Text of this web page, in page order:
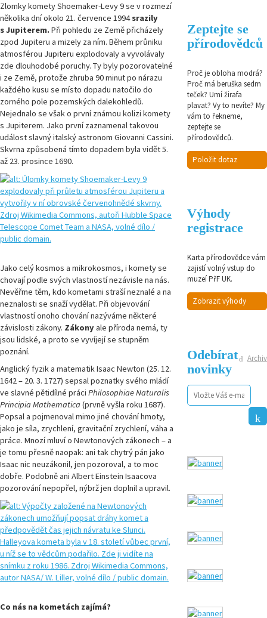
Zlomky komety Shoemaker-Levy 9 se v rozmezí
několika dní okolo 21. července 1994srazily
s Jupiterem.Při pohledu ze Země přicházely
zpod Jupiteru a mizely za ním. Během průniku
atmosférou Jupiteru explodovaly a vyvolávaly
zde dlouhodobé poruchy. Ty byly pozorovatelné
i ze Země, protože zhruba 90 minut po nárazu
každého kusu se místo dopadu natočilo do
zorného pole pozemských dalekohledů.
Nejednalo se však o první známou kolizi komety
s Jupiterem. Jako první zaznamenal takovou
událost slavný italský astronom Giovanni Cassini.
Skvrna způsobená tímto dopadem byla vidět 5.
až 23. prosince 1690.
Jako celý kosmos a mikrokosmos, i komety se
chovají podle svých vlastností nezávisle na nás.
Nevěřme těm, kdo kometami straší neznalé a na
neznalosti se snaží vydělat. Při objevování
vlastností onoho chování nazýváme některé
závislosti zákony. Zákonyale příroda nemá, ty
jsou lidské, a proto se vyvíjejí se stupněm
poznání.
Anglický fyzik a matematik Isaac Newton (25. 12.
1642 – 20. 3. 1727) sepsal poznatky svého mládí
ve slavné pětidílné práci Philosophiae Naturalis
Principia Mathematica(prvně vyšla roku 1687).
Popsal a pojmenoval mimo jiné chování hmoty,
jako je síla, zrychlení, gravitační zrychlení, váha a
práce. Mnozí mluví o Newtonových zákonech – a
je tomu přesně naopak: ani tak chytrý pán jako
Isaac nic neuzákonil, jen pozoroval, a to moc
dobře. Podobně ani Albert Einstein Isaacova
pozorování nepopřel, nýbrž jen doplnil a upravil.
Co nás na kometách zajímá?
Zeptejte se
přírodovědců
Proč je obloha modrá?
Proč má beruška sedm
teček? Umí žirafa
plavat? Vy to nevíte? My
vám to řekneme,
zeptejte se
přírodovědců.
Položit dotaz
Výhody
registrace
Karta přírodovědce vám
zajistí volný vstup do
muzeí PřF UK.
Zobrazit výhody
Archiv
Odebírat
novinky